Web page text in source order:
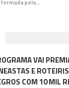
formada pela…
VAI
E
COM 10 MIL